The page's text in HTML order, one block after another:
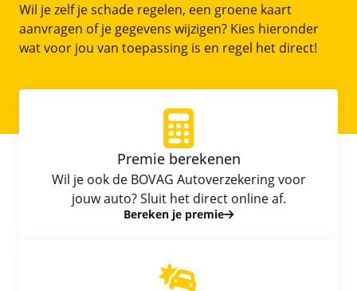
Pechhulp
Caravanverzekering
Oldtimerverzekering
Motorverzekering
Aanvullende verzekeringen
Schade melden
BOVAG Pechhulp afsluiten
Blogs
Fraudebeleid
Klachtenprocedure
Meestgestelde vragen
Klantenservice
Wil je zelf je schade regelen, een groene kaart
aanvragen of je gegevens wijzigen? Kies hieronder
wat voor jou van toepassing is en regel het direct!
Premie berekenen
Wil je ook de BOVAG Autoverzekering voor
jouw auto? Sluit het direct online af.
Bereken je premie